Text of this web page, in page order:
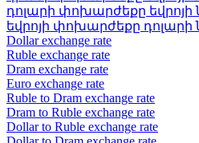
դոլարի փոխարժեքը
եվրոյի փոխարժեքը
Dollar exchange rate
Ruble exchange rate
Dram exchange rate
Euro exchange rate
Ruble to Dram exchange rate
Dram to Ruble exchange rate
Dollar to Ruble exchange rate